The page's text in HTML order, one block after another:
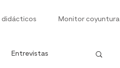
didácticos Monitor coyuntura
Entrevistas